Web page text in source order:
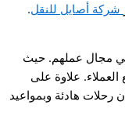
شركة أصايل للنقل.
مجال عملهم. حيث
علاوة على
هادئة وبمواعيد